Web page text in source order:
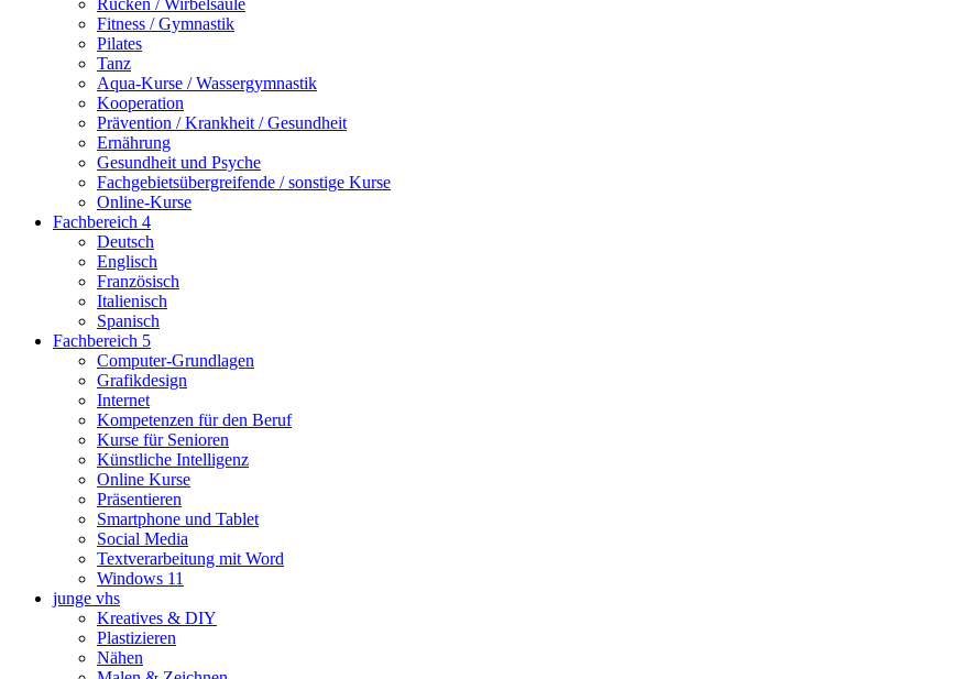
Fitness / Gymnastik
Pilates
Tanz
Aqua-Kurse / Wassergymnastik
Kooperation
Prävention / Krankheit / Gesundheit
Ernährung
Gesundheit und Psyche
Fachgebietsübergreifende / sonstige Kurse
Online-Kurse
Fachbereich 4
Deutsch
Englisch
Französisch
Italienisch
Spanisch
Fachbereich 5
Computer-Grundlagen
Grafikdesign
Internet
Kompetenzen für den Beruf
Kurse für Senioren
Künstliche Intelligenz
Online Kurse
Präsentieren
Smartphone und Tablet
Social Media
Textverarbeitung mit Word
Windows 11
junge vhs
Kreatives & DIY
Plastizieren
Nähen